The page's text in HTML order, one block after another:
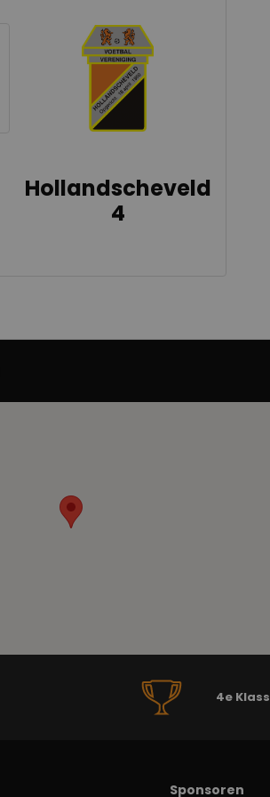
Hollandscheveld
4
4e
Sponsoren